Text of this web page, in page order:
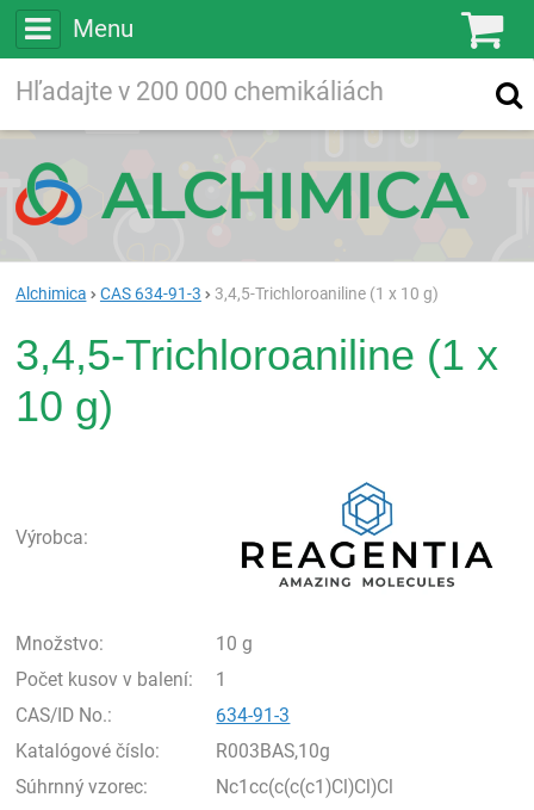
Menu
Vyhľadávanie
Alchimica CAS 634-91-3 3,4,5-Trichloroaniline (1 x 10 g)
3,4,5-Trichloroaniline (1 x
10 g)
Výrobca:
Množstvo:
10 g
Počet kusov v balení:
1
CAS/ID No.:
634-91-3
Katalógové číslo:
R003BAS,10g
Súhrnný vzorec:
Nc1cc(c(c(c1)Cl)Cl)Cl